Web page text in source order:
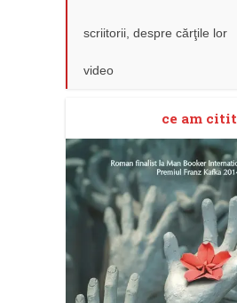
scriitorii, despre cărţile lor
video
ce am citit